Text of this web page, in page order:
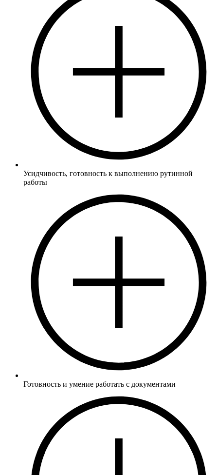
15% лицам с ограниченными возможностями
10% при единовременной оплате за первый год
обучения
10% многодетным родителям
5% при поступлении по рекомендации нашего студента
двух и более родственников
40 000 руб/сем
от 30 000 руб/сем
Усидчивость, готовность к выполнению рутинной
работы
Готовность и умение работать с документами